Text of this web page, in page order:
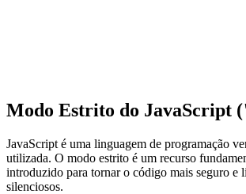
Modo Estrito do JavaScript
JavaScript é uma linguagem de programação
utilizada. O modo estrito é um recurso
introduzido para tornar o código mais seguro e
silenciosos.